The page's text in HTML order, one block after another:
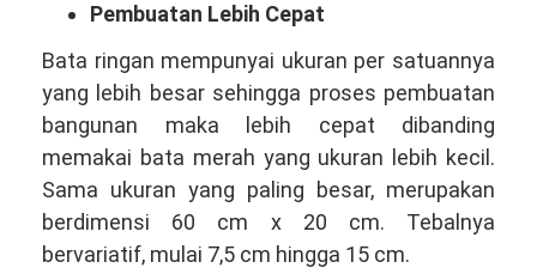
Pembuatan Lebih Cepat
Bata ringan mempunyai ukuran per satuannya
yang lebih besar sehingga proses pembuatan
bangunan maka lebih cepat dibanding
memakai bata merah yang ukuran lebih kecil.
Sama ukuran yang paling besar, merupakan
berdimensi 60 cm x 20 cm. Tebalnya
bervariatif, mulai 7,5 cm hingga 15 cm.